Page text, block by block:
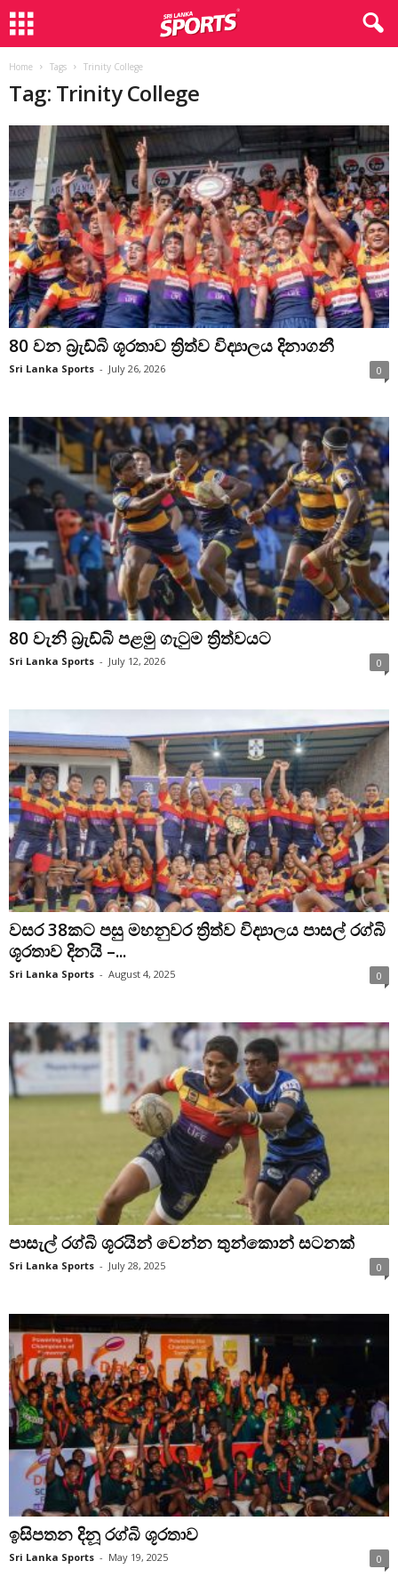
Home Tags Trinity College
Tag: Trinity College
80 වන බ්‍රැඩ්බි ශූරතාව ත්‍රිත්ව විද්‍යාලය දිනාගනී
Sri Lanka Sports - July 26, 2026 0
80 වැනි බ්‍රැඩ්බි පළමු ගැටුම ත්‍රිත්වයට
Sri Lanka Sports - July 12, 2026 0
වසර 38කට පසු මහනුවර ත්‍රිත්ව විද්‍යාලය පාසල් රග්බි
ශූරතාව දිනයි –...
Sri Lanka Sports - August 4, 2025 0
පාසැල් රග්බි ශූරයින් වෙන්න තුන්කොන් සටනක්
Sri Lanka Sports - July 28, 2025 0
ඉසිපතන දිනූ රග්බි ශූරතාව
Sri Lanka Sports - May 19, 2025 0